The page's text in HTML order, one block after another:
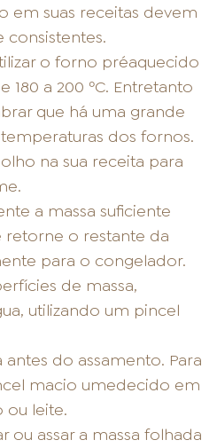
em suas receitas devem
consistentes.
o forno préaquecido
180 a 200 ºC. Entretanto
que há uma grande
dos fornos.
na sua receita para
a massa suficiente
retorne o restante da
para o congelador.
de massa,
utilizando um pincel
antes do assamento. Para
macio umedecido em
ou leite.
ou assar a massa folhada